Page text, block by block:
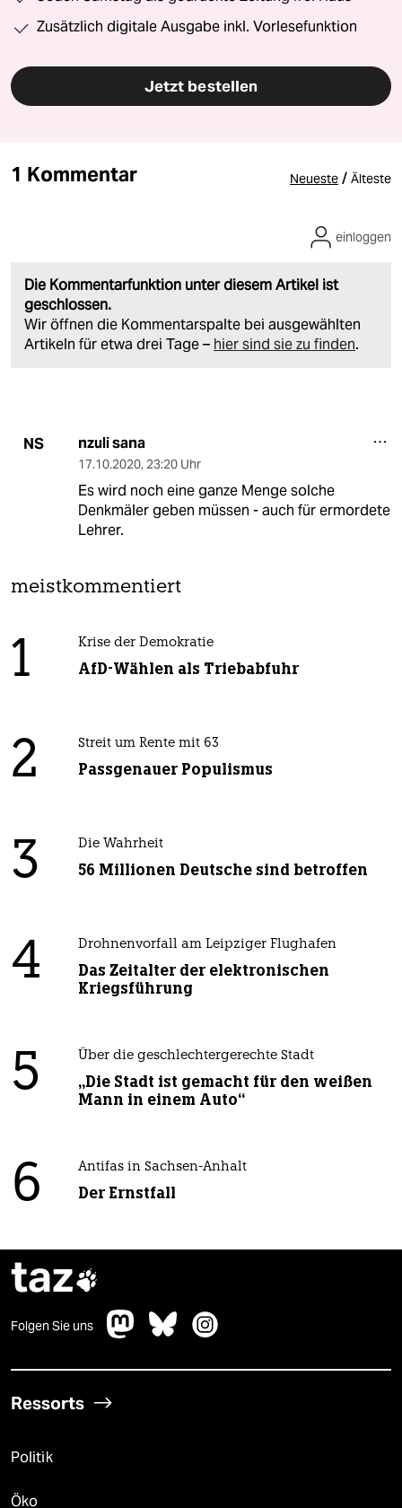
Zusätzlich digitale Ausgabe inkl. Vorlesefunktion
Jetzt bestellen
1 Kommentar Neueste / Älteste
Die Kommentarfunktion unter diesem Artikel ist
geschlossen.
Wir öffnen die Kommentarspalte bei ausgewählten
Artikeln für etwa drei Tage – hier sind sie zu finden.
einloggen
NS nzuli sana
17.10.2020, 23:20 Uhr
Es wird noch eine ganze Menge solche
Denkmäler geben müssen - auch für ermordete
Lehrer.
meistkommentiert
1 Krise der Demokratie
AfD-Wählen als Triebabfuhr
2 Streit um Rente mit 63
Passgenauer Populismus
3 Die Wahrheit
56 Millionen Deutsche sind betroffen
4 Drohnenvorfall am Leipziger Flughafen
Das Zeitalter der elektronischen
Kriegsführung
5 Über die geschlechtergerechte Stadt
„Die Stadt ist gemacht für den weißen
Mann in einem Auto“
6 Antifas in Sachsen-Anhalt
Der Ernstfall
taz
Folgen Sie uns
Ressorts
Politik
Öko